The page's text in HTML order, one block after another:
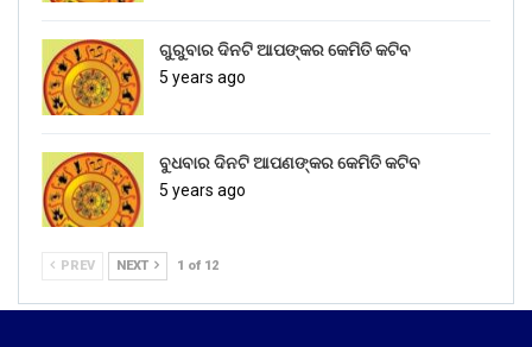
ଗୁରୁବାର ଦିନଟି ଆପଙ୍କର କେମିତି କଟିବ
5 years ago
ବୁଧବାର ଦିନଟି ଆପଣଙ୍କର କେମିତି କଟିବ
5 years ago
PREV NEXT 1 of 12